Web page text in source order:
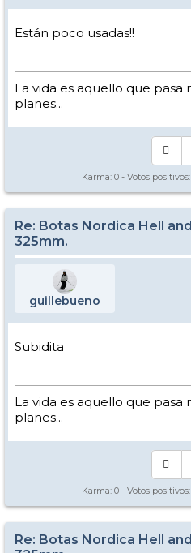
Están poco usadas!!
La vida es aquello que pasa
planes...
Karma: 0 - Votos positivos:
Re: Botas Nordica Hell
325mm.
guillebueno
Subidita
La vida es aquello que pasa
planes...
Karma: 0 - Votos positivos:
Re: Botas Nordica Hell